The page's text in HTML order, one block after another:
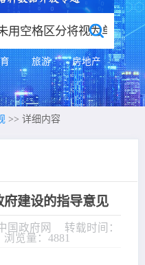
旅游 房地产
>> 详细内容
府建设的指导意见
国政府网
转载时间：
浏览量：4881